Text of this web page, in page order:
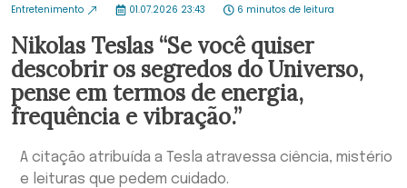
Entretenimento 01.07.2026 23:43 6 minutos de leitura
Nikolas Teslas “Se você quiser
descobrir os segredos do Universo,
pense em termos de energia,
frequência e vibração.”
A citação atribuída a Tesla atravessa ciência, mistério
e leituras que pedem cuidado.